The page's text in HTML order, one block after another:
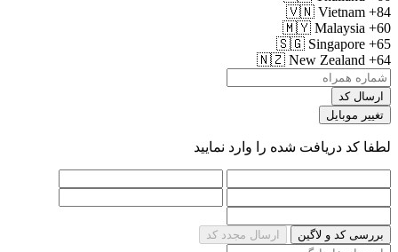
🇻🇳 Vietnam +84
🇲🇾 Malaysia +60
🇸🇬 Singapore +65
🇳🇿 New Zealand +64
ارسال کد
تغییر موبایل
لطفا کد دریافت شده را وارد نمایید
بررسی کد و لاگین ارسال مجدد کد